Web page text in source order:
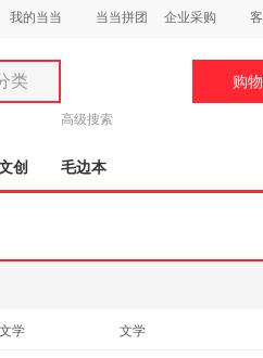
我的当当 当当拼团 企业采购
类
高级搜索
购
创 毛边本
学
文学